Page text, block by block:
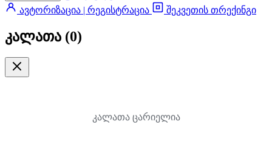
ავტორიზაცია | რეგისტრაცია
შეკვეთის თრექინგი
კალათა (0)
კალათა ცარიელია